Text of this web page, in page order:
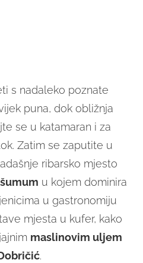
s nadaleko poznate
puna, dok obližnja
se u katamaran i za
Zatim se zaputite u
ribarsko mjesto
u kojem dominira
u gastronomiju
mjesta u kufer, kako
maslinovim uljem
.